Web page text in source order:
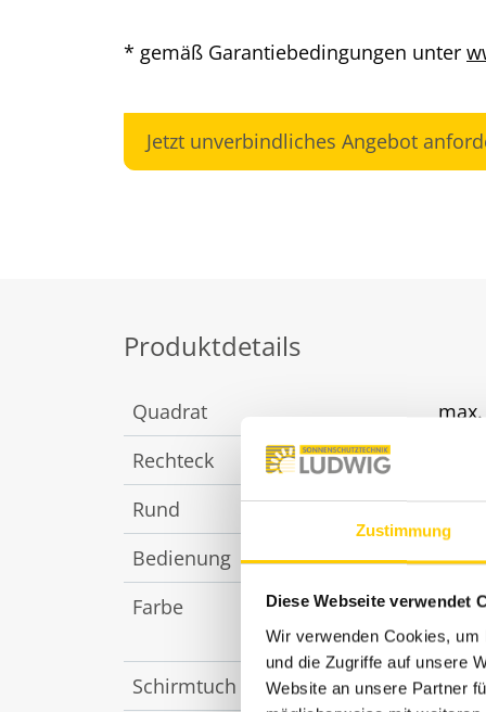
Zustimmung
Diese Webseite verwendet
Wir verwenden Cookies,
und die Zugriffe auf unsere
Website an unsere Partner
* gemäß Garantiebedingungen unter
Jetzt unverbindliches Angebot
Produktdetails
Quadrat
Rechteck
Rund
Bedienung
Farbe
RAL
Schirmtuch
über